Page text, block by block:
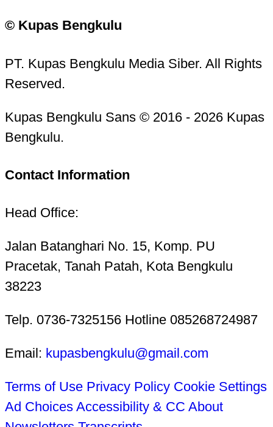
© Kupas Bengkulu
PT. Kupas Bengkulu Media Siber. All Rights
Reserved.
Kupas Bengkulu Sans © 2016 - 2026 Kupas
Bengkulu.
Contact Information
Head Office:
Jalan Batanghari No. 15, Komp. PU
Pracetak, Tanah Patah, Kota Bengkulu
38223
Telp. 0736-7325156 Hotline 085268724987
Email: kupasbengkulu@gmail.com
Terms of Use Privacy Policy Cookie Settings
Ad Choices Accessibility & CC About